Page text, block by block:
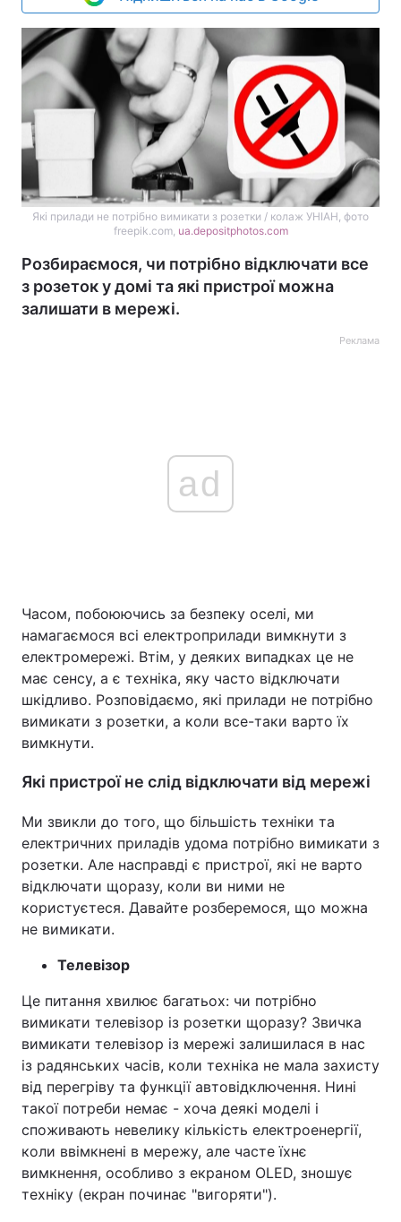
Які прилади не потрібно вимикати з розетки / колаж УНІАН, фото
freepik.com, ua.depositphotos.com
Розбираємося, чи потрібно відключати все
з розеток у домі та які пристрої можна
залишати в мережі.
Реклама
ad
Часом, побоюючись за безпеку оселі, ми
намагаємося всі електроприлади вимкнути з
електромережі. Втім, у деяких випадках це не
має сенсу, а є техніка, яку часто відключати
шкідливо. Розповідаємо, які прилади не потрібно
вимикати з розетки, а коли все-таки варто їх
вимкнути.
Які пристрої не слід відключати від мережі
Ми звикли до того, що більшість техніки та
електричних приладів удома потрібно вимикати з
розетки. Але насправді є пристрої, які не варто
відключати щоразу, коли ви ними не
користуєтеся. Давайте розберемося, що можна
не вимикати.
Телевізор
Це питання хвилює багатьох: чи потрібно
вимикати телевізор із розетки щоразу? Звичка
вимикати телевізор із мережі залишилася в нас
із радянських часів, коли техніка не мала захисту
від перегріву та функції автовідключення. Нині
такої потреби немає - хоча деякі моделі і
споживають невелику кількість електроенергії,
коли ввімкнені в мережу, але часте їхнє
вимкнення, особливо з екраном OLED, зношує
техніку (екран починає "вигоряти").